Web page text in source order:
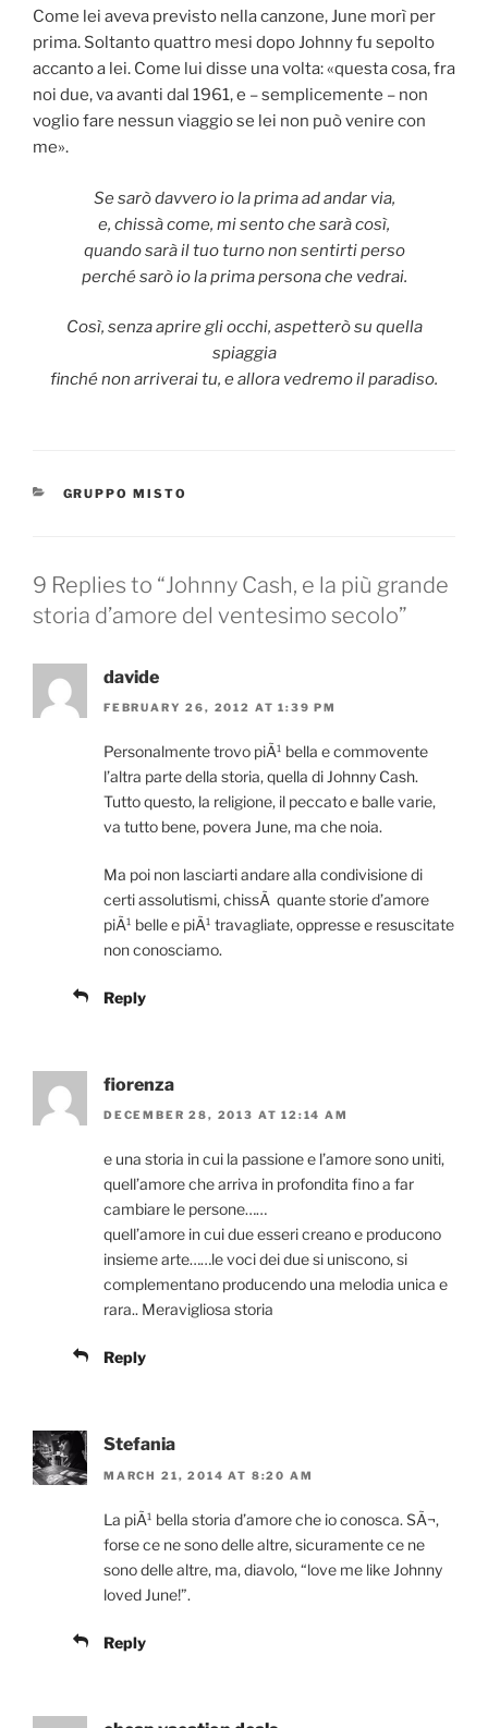
Come lei aveva previsto nella canzone, June morì per
prima. Soltanto quattro mesi dopo Johnny fu sepolto
accanto a lei. Come lui disse una volta: «questa cosa, fra
noi due, va avanti dal 1961, e – semplicemente – non
voglio fare nessun viaggio se lei non può venire con
me».
Se sarò davvero io la prima ad andar via,
e, chissà come, mi sento che sarà così,
quando sarà il tuo turno non sentirti perso
perché sarò io la prima persona che vedrai.
Così, senza aprire gli occhi, aspetterò su quella
spiaggia
finché non arriverai tu, e allora vedremo il paradiso.
CATEGORIES
GRUPPO MISTO
9 Replies to “Johnny Cash, e la più grande
storia d’amore del ventesimo secolo”
davide
FEBRUARY 26, 2012 AT 1:39 PM
Personalmente trovo piÃ¹ bella e commovente
l’altra parte della storia, quella di Johnny Cash.
Tutto questo, la religione, il peccato e balle varie,
va tutto bene, povera June, ma che noia.
Ma poi non lasciarti andare alla condivisione di
certi assolutismi, chissÃ quante storie d’amore
piÃ¹ belle e piÃ¹ travagliate, oppresse e resuscitate
non conosciamo.
Reply
fiorenza
DECEMBER 28, 2013 AT 12:14 AM
e una storia in cui la passione e l’amore sono uniti,
quell’amore che arriva in profondita fino a far
cambiare le persone……
quell’amore in cui due esseri creano e producono
insieme arte……le voci dei due si uniscono, si
complementano producendo una melodia unica e
rara.. Meravigliosa storia
Reply
Stefania
MARCH 21, 2014 AT 8:20 AM
La piÃ¹ bella storia d’amore che io conosca. SÃ¬,
forse ce ne sono delle altre, sicuramente ce ne
sono delle altre, ma, diavolo, “love me like Johnny
loved June!”.
Reply